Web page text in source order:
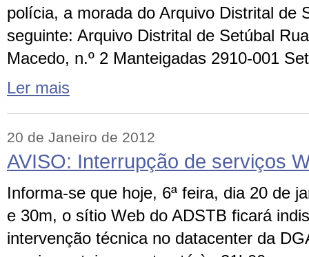
polícia, a morada do Arquivo Distrital de
seguinte: Arquivo Distrital de Setúbal
Macedo, n.º 2 Manteigadas 2910-001
Ler mais
20 de Janeiro de 2012
AVISO: Interrupção de serviços
Informa-se que hoje, 6ª feira, dia 20 de
e 30m, o sítio Web do ADSTB ficará
intervenção técnica no datacenter da